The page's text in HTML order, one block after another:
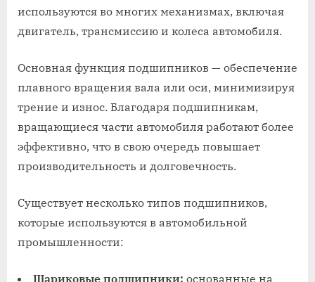
используются во многих механизмах, включая
двигатель, трансмиссию и колеса автомобиля.
Основная функция подшипников — обеспечение
плавного вращения вала или оси, минимизируя
трение и износ. Благодаря подшипникам,
вращающиеся части автомобиля работают более
эффективно, что в свою очередь повышает
производительность и долговечность.
Существует несколько типов подшипников,
которые используются в автомобильной
промышленности:
Шариковые подшипники: основанные на